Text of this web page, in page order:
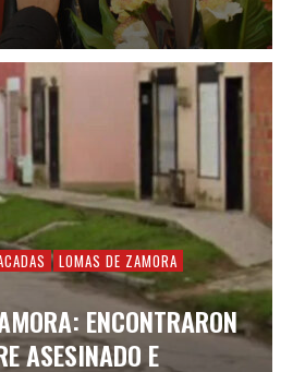
LOMAS DE ZAMORA
ENCONTRARON
ASESINADO E